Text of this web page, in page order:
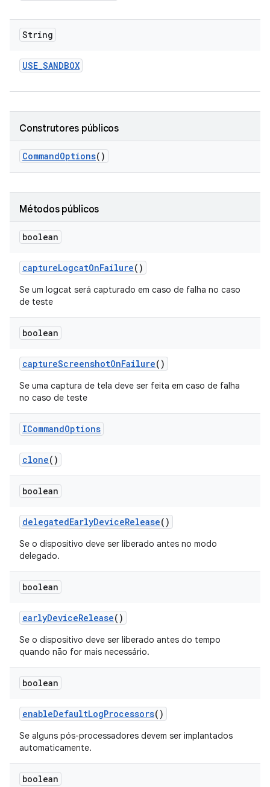
String
USE_SANDBOX
Construtores públicos
CommandOptions()
Métodos públicos
boolean
captureLogcatOnFailure()
Se um logcat será capturado em caso de falha no caso
de teste
boolean
captureScreenshotOnFailure()
Se uma captura de tela deve ser feita em caso de falha
no caso de teste
ICommandOptions
clone()
boolean
delegatedEarlyDeviceRelease()
Se o dispositivo deve ser liberado antes no modo
delegado.
boolean
earlyDeviceRelease()
Se o dispositivo deve ser liberado antes do tempo
quando não for mais necessário.
boolean
enableDefaultLogProcessors()
Se alguns pós-processadores devem ser implantados
automaticamente.
boolean